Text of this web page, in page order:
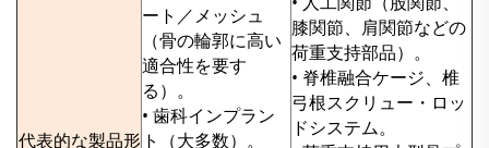
代表的な製品形
ート／メッシュ
（骨の輪郭に高い
適合性を要す
る）。
• 歯科インプラン
ト（大多数）。
膝関節、肩関節などの
荷重支持部品）。
• 脊椎融合ケージ、椎
弓根スクリュー・ロッ
ドシステム。